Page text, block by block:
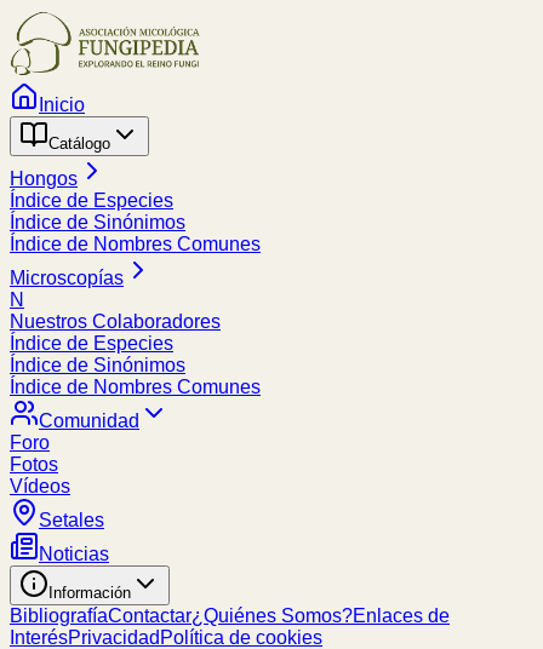
Inicio
Catálogo
Hongos
Índice de Especies
Índice de Sinónimos
Índice de Nombres Comunes
Microscopías
N
Nuestros Colaboradores
Índice de Especies
Índice de Sinónimos
Índice de Nombres Comunes
Comunidad
Foro
Fotos
Vídeos
Setales
Noticias
Información
BibliografíaContactar¿Quiénes Somos?Enlaces de
InterésPrivacidad Política de cookies